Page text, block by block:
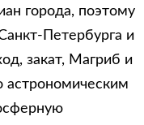
города, поэтому
Петербурга и
закат, Магриб и